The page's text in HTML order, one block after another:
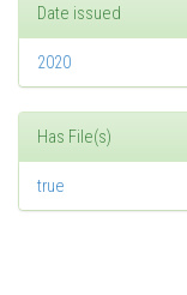
Date issued
2020
Has File(s)
true